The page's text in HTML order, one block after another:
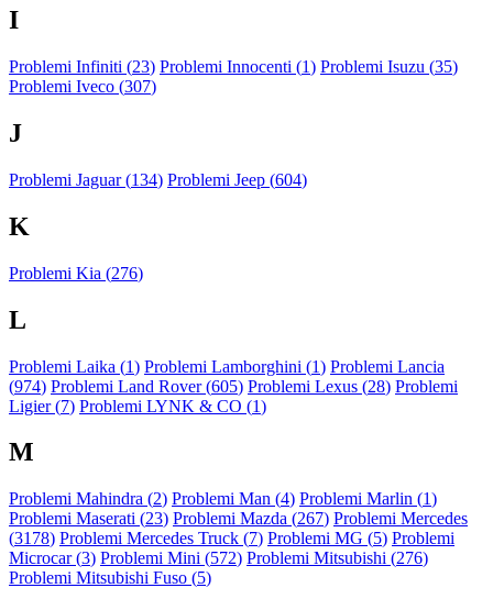
I
Problemi Infiniti (23) Problemi Innocenti (1) Problemi Isuzu (35)
Problemi Iveco (307)
J
Problemi Jaguar (134) Problemi Jeep (604)
K
Problemi Kia (276)
L
Problemi Laika (1) Problemi Lamborghini (1) Problemi Lancia
(974) Problemi Land Rover (605) Problemi Lexus (28) Problemi
Ligier (7) Problemi LYNK & CO (1)
M
Problemi Mahindra (2) Problemi Man (4) Problemi Marlin (1)
Problemi Maserati (23) Problemi Mazda (267) Problemi Mercedes
(3178) Problemi Mercedes Truck (7) Problemi MG (5) Problemi
Microcar (3) Problemi Mini (572) Problemi Mitsubishi (276)
Problemi Mitsubishi Fuso (5)